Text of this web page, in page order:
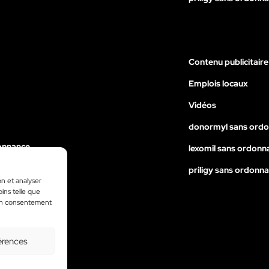
et analyser
telle que
consentement
Contenu publicitaire
Emplois locaux
Vidéos
donormyl sans
lexomil sans
priligy sans